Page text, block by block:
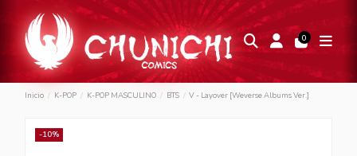
0
Inicio K-POP K-POP MASCULINO BTS V - Layover [Weverse Albums Ver.]
-10%